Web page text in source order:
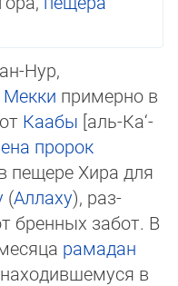
Нур,
Мекки при­мерно в
Каабы [аль-Ка‘­
про­рок
пеще­ре Хи­ра для
(Ал­ла­ху), раз­
бренных забот. В
ра­ма­дан
находившемуся в